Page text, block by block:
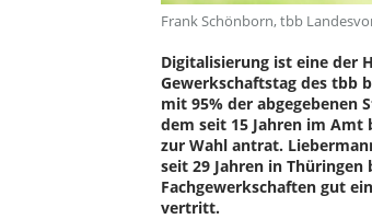
Frank Schönborn, tbb
Digitalisierung ist eine der
Gewerkschaftstag des tbb
mit 95% der abgegebenen
dem seit 15 Jahren im
zur Wahl antrat.
seit 29 Jahren in
Fachgewerkschaften gut
vertritt.